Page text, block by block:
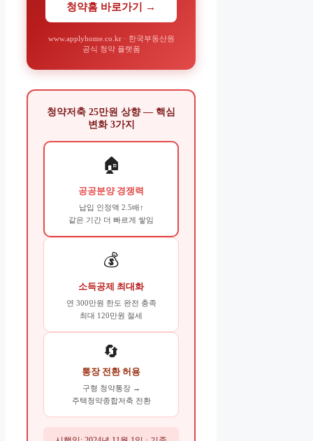
청약홈 바로가기 →
www.applyhome.co.kr · 한국부동산원
공식 청약 플랫폼
청약저축 25만원 상향 — 핵심
변화 3가지
🏠
공공분양 경쟁력
납입 인정액 2.5배↑
같은 기간 더 빠르게 쌓임
💰
소득공제 최대화
연 300만원 한도 완전 충족
최대 120만원 절세
🔄
통장 전환 허용
구형 청약통장 →
주택청약종합저축 전환